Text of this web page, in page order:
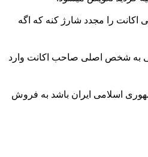
را مجدد شارژ کنه که اگه
به شخص اصلی صاحب اکانت وارد
اسلامی ایران باشد به فروش